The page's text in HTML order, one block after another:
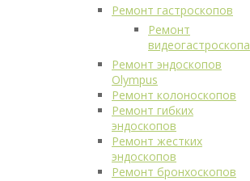
Ремонт гастроскопов
Ремонт
видеогастроскопа
Ремонт эндоскопов
Olympus
Ремонт колоноскопов
Ремонт гибких
эндоскопов
Ремонт жестких
эндоскопов
Ремонт бронхоскопов